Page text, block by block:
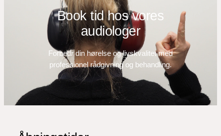
Book tid hos vores
audiologer
Forbedr din hørelse og livskvalitet med
professionel rådgivning og behandling.